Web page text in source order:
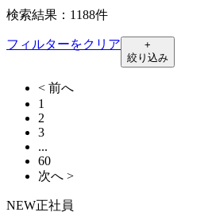
検索結果：1188件
フィルターをクリア
+
絞り込み
< 前へ
1
2
3
...
60
次へ >
NEW正社員